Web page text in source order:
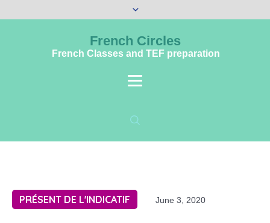
French Circles
French Classes and TEF preparation
PRÉSENT DE L'INDICATIF June 3, 2020